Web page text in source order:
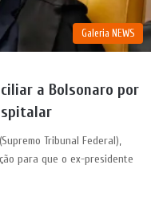
Galeria NEWS
a Bolsonaro por
Tribunal Federal),
para que o ex-presidente